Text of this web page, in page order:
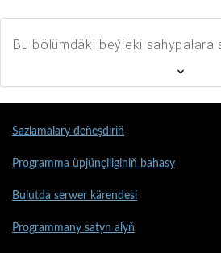
Bu bölümdäki beýleki sahypalara
Sazlamalary deňeşdiriň
Programma üpjünçiliginiň bahasy
Bulutda serwer kärendesi
Programmany satyn alyň